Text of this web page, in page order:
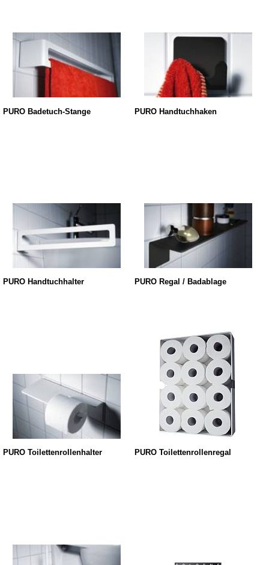
PURO Badetuch-Stange PURO Handtuchhaken
PURO Handtuchhalter PURO Regal / Badablage
PURO Toilettenrollenhalter PURO Toilettenrollenregal